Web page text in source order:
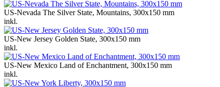
US-Nevada The Silver State, Mountains, 300x150 mm
inkl.
US-New Jersey Golden State, 300x150 mm
inkl.
US-New Mexico Land of Enchantment, 300x150 mm
inkl.